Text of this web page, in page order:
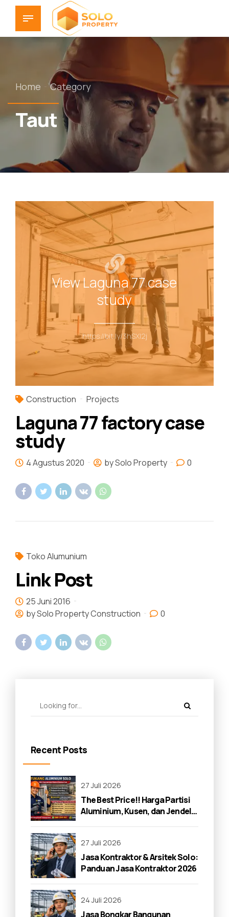
Home Category
Taut
View Laguna 77 case
study
https://bit.ly/3hSXI2j
Construction Projects
Laguna 77 factory case
study
4 Agustus 2020 by Solo Property 0
Toko Alumunium
Link Post
25 Juni 2016
by Solo Property Construction
0
Recent Posts
27 Juli 2026
The Best Price!! Harga Partisi
Aluminium, Kusen, dan Jendela
27 Juli 2026
Jasa Kontraktor & Arsitek Solo:
Panduan Jasa Kontraktor 2026
24 Juli 2026
Jasa Bongkar Bangunan